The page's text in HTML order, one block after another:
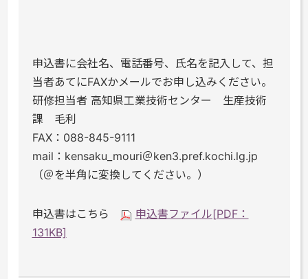
申込書に会社名、電話番号、氏名を記入して、担
当者あてにFAXかメールでお申し込みください。
研修担当者 高知県工業技術センター 生産技術
課 毛利
FAX：088-845-9111
mail：kensaku_mouri＠ken3.pref.kochi.lg.jp
（＠を半角に変換してください。）
申込書はこちら
申込書ファイル[PDF：
131KB]